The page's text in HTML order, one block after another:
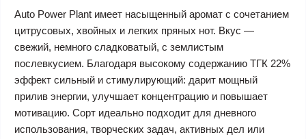
Auto Power Plant имеет насыщенный аромат с сочетанием
цитрусовых, хвойных и легких пряных нот. Вкус —
свежий, немного сладковатый, с землистым
послевкусием. Благодаря высокому содержанию ТГК 22%
эффект сильный и стимулирующий: дарит мощный
прилив энергии, улучшает концентрацию и повышает
мотивацию. Сорт идеально подходит для дневного
использования, творческих задач, активных дел или